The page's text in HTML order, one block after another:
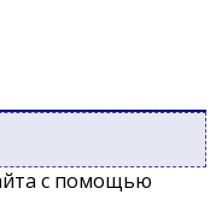
с помощью